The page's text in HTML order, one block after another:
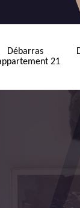
Débarras
21